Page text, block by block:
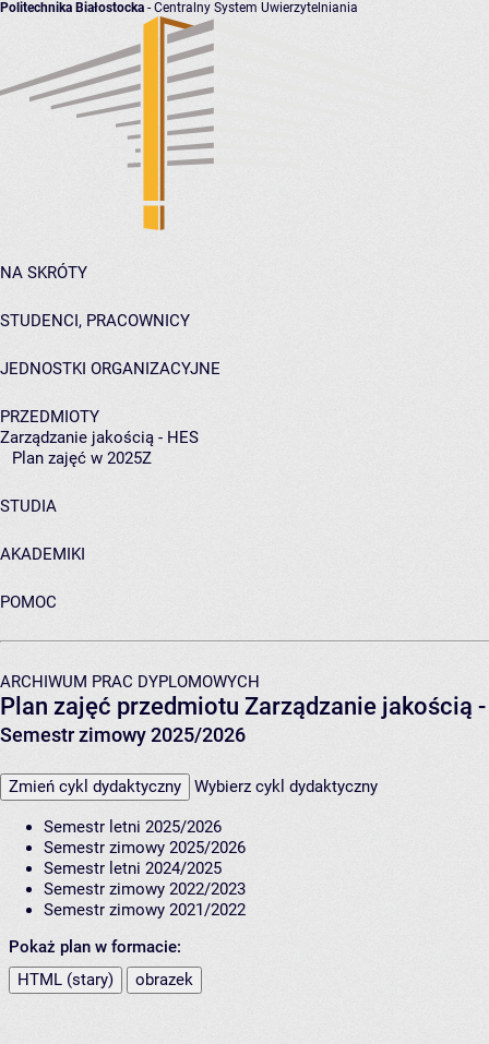
Politechnika Białostocka - Centralny System Uwierzytelniania
NA SKRÓTY
STUDENCI, PRACOWNICY
JEDNOSTKI ORGANIZACYJNE
PRZEDMIOTY
Zarządzanie jakością - HES
Plan zajęć w 2025Z
STUDIA
AKADEMIKI
POMOC
ARCHIWUM PRAC DYPLOMOWYCH
Plan zajęć przedmiotu Zarządzanie jakością
Semestr zimowy 2025/2026
Zmień cykl dydaktyczny Wybierz cykl dydaktyczny
Semestr letni 2025/2026
Semestr zimowy 2025/2026
Semestr letni 2024/2025
Semestr zimowy 2022/2023
Semestr zimowy 2021/2022
Pokaż plan w formacie:
HTML (stary)
obrazek